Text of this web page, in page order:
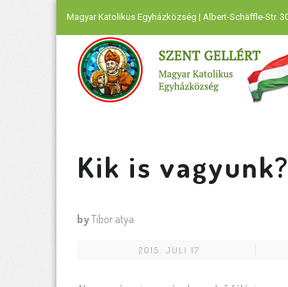
Magyar Katolikus Egyházközség | Albert-Schäffle-Str.
Kik is vagyunk?
byTibor atya
2015. JULI 17